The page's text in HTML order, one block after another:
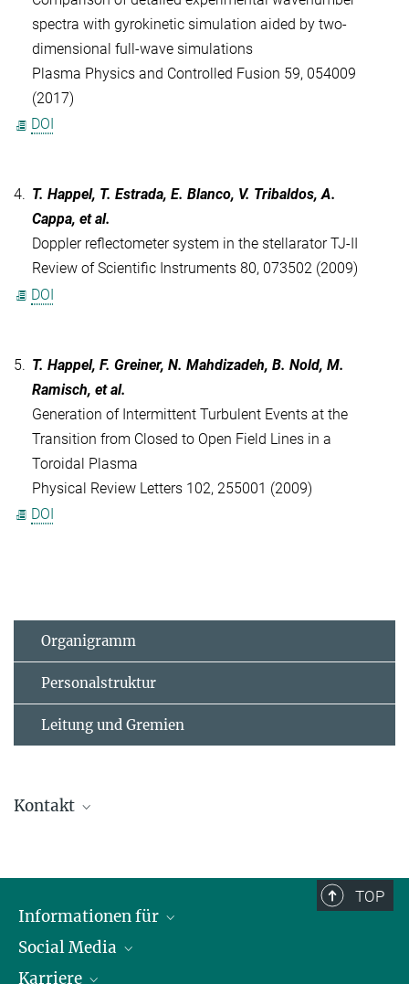
spectra with gyrokinetic simulation aided by two-
dimensional full-wave simulations
Plasma Physics and Controlled Fusion 59, 054009
(2017)
DOI
4. T. Happel, T. Estrada, E. Blanco, V. Tribaldos, A.
Cappa, et al.
Doppler reflectometer system in the stellarator TJ-II
Review of Scientific Instruments 80, 073502 (2009)
DOI
5. T. Happel, F. Greiner, N. Mahdizadeh, B. Nold, M.
Ramisch, et al.
Generation of Intermittent Turbulent Events at the
Transition from Closed to Open Field Lines in a
Toroidal Plasma
Physical Review Letters 102, 255001 (2009)
DOI
Organigramm
Personalstruktur
Leitung und Gremien
Kontakt
TOP
Informationen für
Journalisten
Schule
Social Media
LinkedIn
Karriere